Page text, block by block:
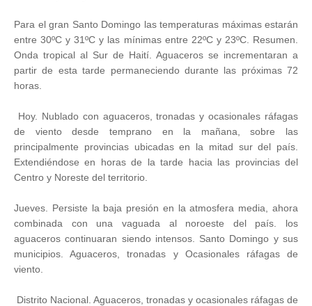
Para el gran Santo Domingo las temperaturas máximas estarán
entre 30ºC y 31ºC y las mínimas entre 22ºC y 23ºC. Resumen.
Onda tropical al Sur de Haití. Aguaceros se incrementaran a
partir de esta tarde permaneciendo durante las próximas 72
horas.
Hoy. Nublado con aguaceros, tronadas y ocasionales ráfagas
de viento desde temprano en la mañana, sobre las
principalmente provincias ubicadas en la mitad sur del país.
Extendiéndose en horas de la tarde hacia las provincias del
Centro y Noreste del territorio.
Jueves. Persiste la baja presión en la atmosfera media, ahora
combinada con una vaguada al noroeste del país. los
aguaceros continuaran siendo intensos. Santo Domingo y sus
municipios. Aguaceros, tronadas y Ocasionales ráfagas de
viento.
Distrito Nacional. Aguaceros, tronadas y ocasionales ráfagas de